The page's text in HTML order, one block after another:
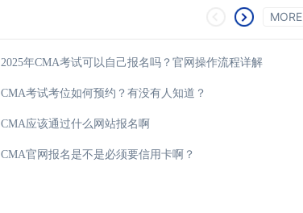
MORE
2025年CMA考试可以自己报名吗？官网操作流程详解
CMA考试考位如何预约？有没有人知道？
CMA应该通过什么网站报名啊
CMA官网报名是不是必须要信用卡啊？